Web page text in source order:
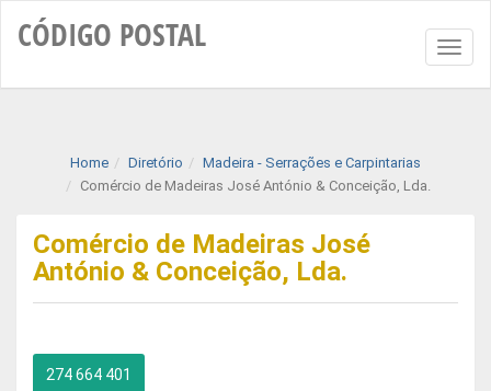
CÓDIGO POSTAL
Home Diretório
Madeira - Serrações e Carpintarias
Comércio de Madeiras José António & Conceição, Lda.
Comércio de Madeiras José
António & Conceição, Lda.
274 664 401